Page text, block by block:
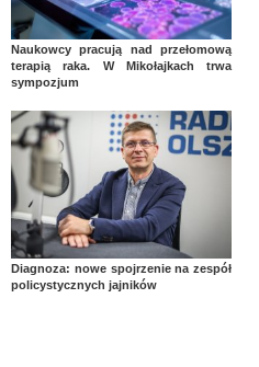
Naukowcy pracują nad przełomową
terapią raka. W Mikołajkach trwa
sympozjum
Diagnoza: nowe spojrzenie na zespół
policystycznych jajników